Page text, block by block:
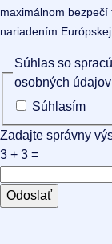
maximálnom
nariadením Európskej
Súhlas so
osobných údajov
Súhlasím
Zadajte správny
3 + 3 =
Odoslať